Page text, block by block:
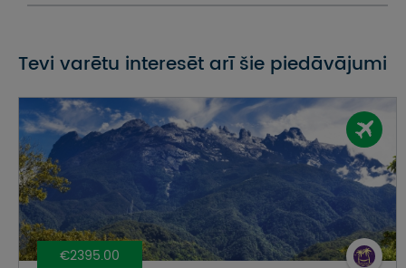
Tevi varētu interesēt arī šie piedāvājumi
€2395.00